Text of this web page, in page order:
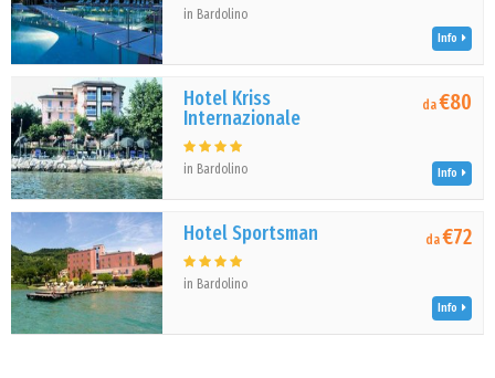
in Bardolino
Info
Hotel Kriss
Internazionale
in Bardolino
da€80
Info
Hotel Sportsman
in Bardolino
da€72
Info